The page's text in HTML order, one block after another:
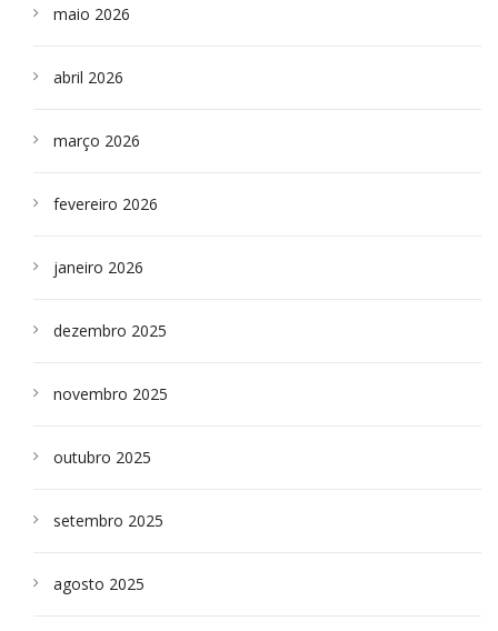
maio 2026
abril 2026
março 2026
fevereiro 2026
janeiro 2026
dezembro 2025
novembro 2025
outubro 2025
setembro 2025
agosto 2025